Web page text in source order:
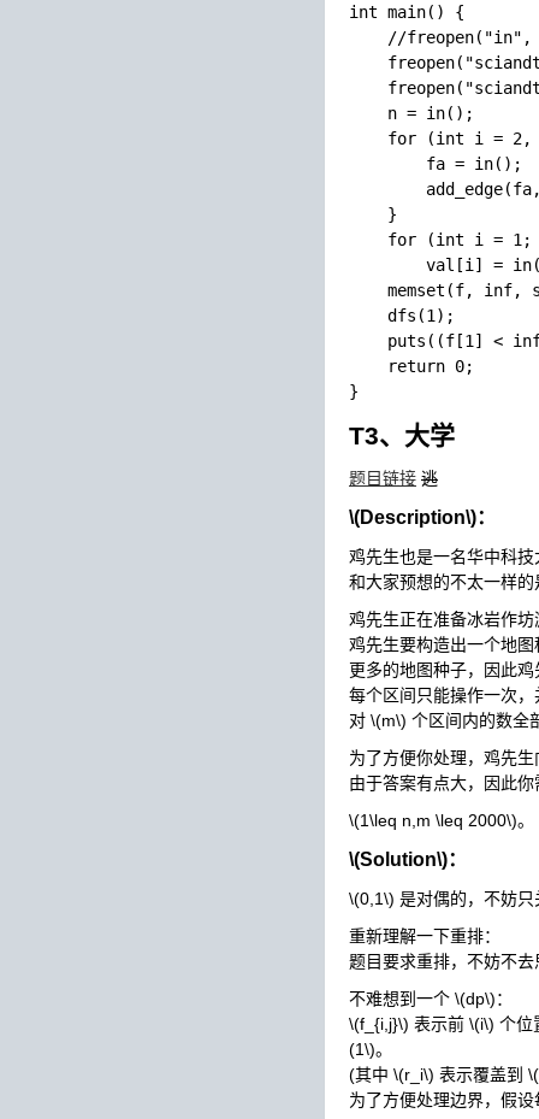
int main() {
//freopen("in",
    n = in();
for (int i = 2,
        fa = in();
    }
for (int i = 1;
val[i] =
memset(f, inf,
    dfs(1);
puts((f[1] <
    return 0;
T3、大学
题目链接 逃
\(Description\)：
鸡先生也是一名华中科
和大家预想的不太一样
鸡先生正在准备冰岩作
鸡先生要构造出一个地
更多的地图种子，因此
每个区间只能操作一次
对 \(m\) 个区间内的数全
为了方便你处理，鸡先
由于答案有点大，因此
\(1\leq n,m \leq 2000\)。
\(Solution\)：
\(0,1\) 是对偶的，不妨
重新理解一下重排：
题目要求重排，不妨不
不难想到一个 \(dp\)：
\(f_{i,j}\) 表示前 \(i\) 个位
(1\)。
(其中 \(r_i\) 表示覆盖到
为了方便处理边界，假